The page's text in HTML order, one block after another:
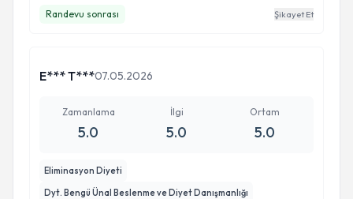
Randevu sonrası Şikayet Et
E*** T***07.05.2026
Zamanlama
5.0
İlgi
5.0
Ortam
5.0
Eliminasyon Diyeti
Dyt. Bengü Ünal Beslenme ve Diyet Danışmanlığı